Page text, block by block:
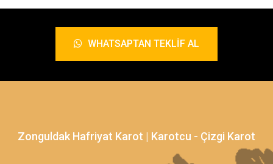
WHATSAPTAN TEKLIF AL
Zonguldak Hafriyat Karot | Karotcu - Çizgi Karot